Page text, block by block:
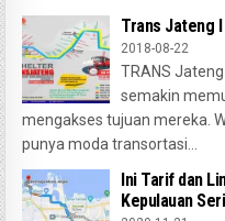
Trans Jateng
2018-08-22
TRANS
semakin
mengakses tujuan mereka.
punya moda transortasi...
Ini Tarif dan
Kepulauan